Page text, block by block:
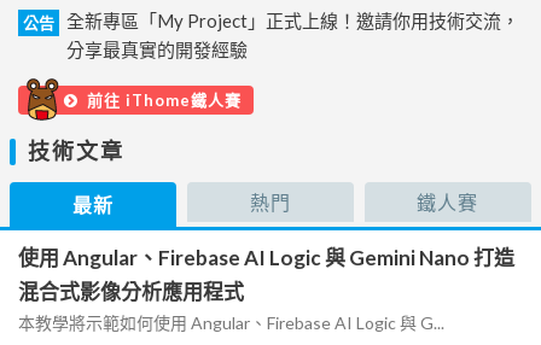
公告
全新專區「My Project」正式上線！邀請你用技術交流，
分享最真實的開發經驗
前往 iThome鐵人賽
技術文章
最新 熱門 鐵人賽
使用 Angular、Firebase AI Logic 與 Gemini Nano 打造
混合式影像分析應用程式
本教學將示範如何使用 Angular、Firebase AI Logic 與 G...